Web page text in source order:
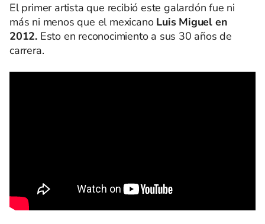
El primer artista que recibió este galardón fue ni
más ni menos que el mexicanoLuis Miguel en
2012. Esto en reconocimiento a sus 30 años de
carrera.